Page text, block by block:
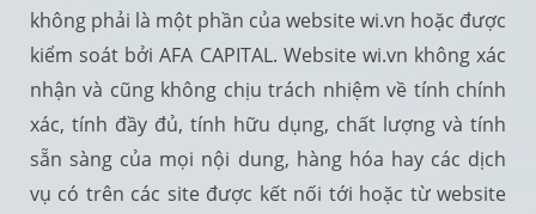
không phải là một phần của website wi.vn hoặc được
kiểm soát bởi AFA CAPITAL. Website wi.vn không xác
nhận và cũng không chịu trách nhiệm về tính chính
xác, tính đầy đủ, tính hữu dụng, chất lượng và tính
sẵn sàng của mọi nội dung, hàng hóa hay các dịch
vụ có trên các site được kết nối tới hoặc từ website